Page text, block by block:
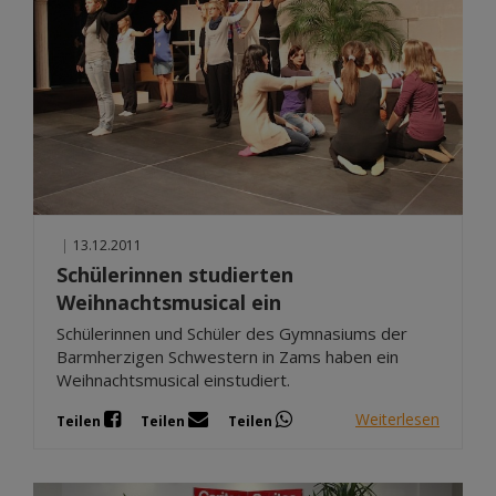
| 13.12.2011
Schülerinnen studierten
Weihnachtsmusical ein
Schülerinnen und Schüler des Gymnasiums der
Barmherzigen Schwestern in Zams haben ein
Weihnachtsmusical einstudiert.
Teilen Teilen Teilen Weiterlesen